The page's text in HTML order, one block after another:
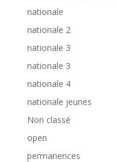
nationale
nationale 2
nationale 3
nationale 3
nationale 4
nationale jeunes
Non classé
open
permanences